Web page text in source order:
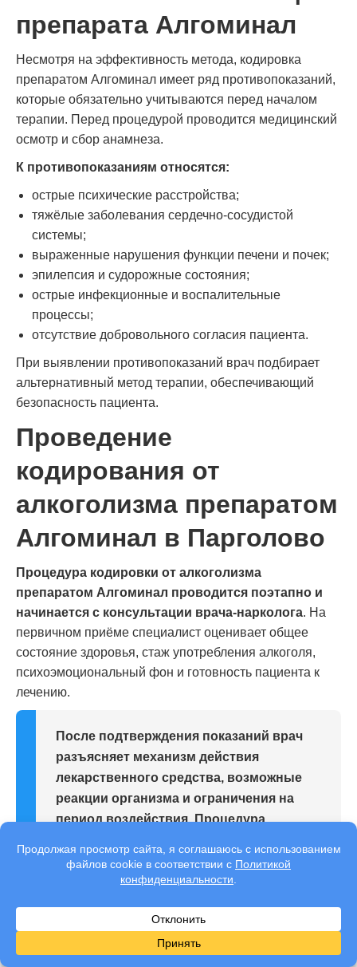
препарата Алгоминал
Несмотря на эффективность метода, кодировка
препаратом Алгоминал имеет ряд противопоказаний,
которые обязательно учитываются перед началом
терапии. Перед процедурой проводится медицинский
осмотр и сбор анамнеза.
К противопоказаниям относятся:
острые психические расстройства;
тяжёлые заболевания сердечно-сосудистой
системы;
выраженные нарушения функции печени и почек;
эпилепсия и судорожные состояния;
острые инфекционные и воспалительные
процессы;
отсутствие добровольного согласия пациента.
При выявлении противопоказаний врач подбирает
альтернативный метод терапии, обеспечивающий
безопасность пациента.
Проведение
кодирования от
алкоголизма препаратом
Алгоминал в Парголово
Процедура кодировки от алкоголизма
препаратом Алгоминал проводится поэтапно и
начинается с консультации врача-нарколога. На
первичном приёме специалист оценивает общее
состояние здоровья, стаж употребления алкоголя,
психоэмоциональный фон и готовность пациента к
лечению.
После подтверждения показаний врач
разъясняет механизм действия
лекарственного средства, возможные
реакции организма и ограничения на
период воздействия. Процедура
медицинских стандартов и постоянным
контролем самочувствия пациента.
некоторое время находится под
наблюдением специалиста.